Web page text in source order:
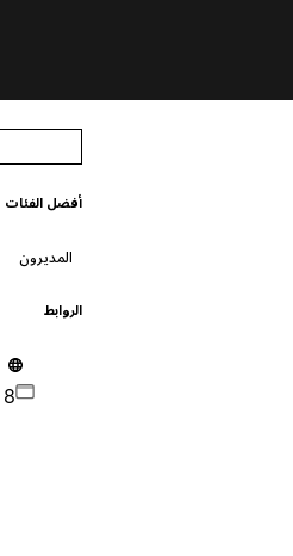
أفضل الفئات
المديرون
الروابط
8 من القوالب